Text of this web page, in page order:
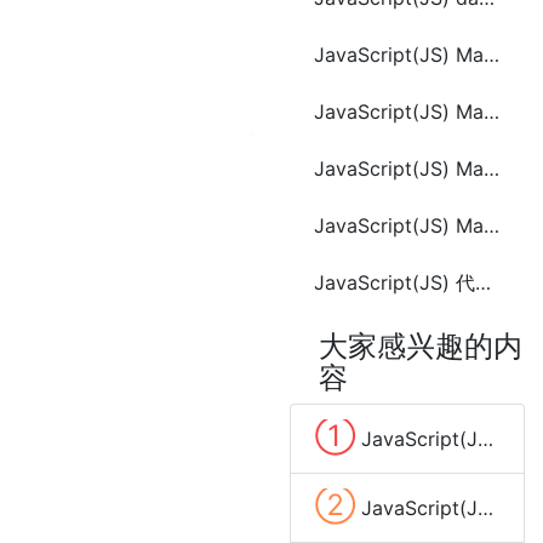
JavaScript(JS) Math.LN2
JavaScript(JS) Math.LOG2E
JavaScript(JS) Math.PI
JavaScript(JS) Math.random()
JavaScript(JS) 代码编写规范
大家感兴趣的内
容
① JavaScript(JS) date.toLocaleString()
② JavaScript(JS) date.getYear()